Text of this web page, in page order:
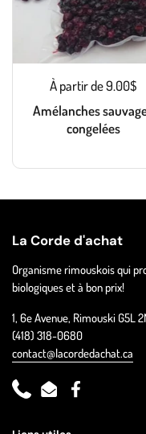
À partir de 9.00$
Amélanches
congelées
La Corde d'achat
Organisme rimouskois qui
biologiques et à bon prix!
1, 6e Avenue, Rimouski G5L
(418) 318-0680
contact@lacordedachat.ca
PhoneEmailFacebook